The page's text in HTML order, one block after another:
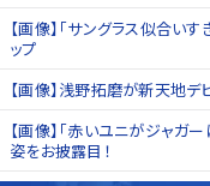
【画像】「サングラス似合い
ップ
【画像】浅野拓磨が新天地
【画像】「赤いユニがジャガ
姿をお披露目！